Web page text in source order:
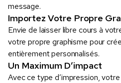
message.
Importez Votre Propre
Envie de laisser libre cours à
votre propre graphisme pour
entièrement personnalisés.
Un Maximum D’impact
Avec ce type d’impression,